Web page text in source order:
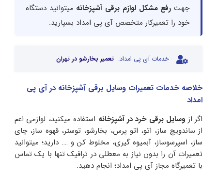
جهت رفع مشکل لوازم برقی آشپزخانه میتوانید دستگاه
خود را تعمیرکار متخصص آی پی امداد بسپارید.
خدمات آی پی امداد: تعمیر بخارشو در تهران
خلاصه خدمات تعمیرات وسایل برقی آشپزخانه در آی پی
امداد
اگر از وسایل برقی خرد در آشپزخانه استفاده میکنید، لوازمی اعم
از ساندویچ ساز، اتو، اتو پرس، بخارشو، توستر، قهوه ساز، چای
ساز، اسپرسوساز، آبمیوه گیری، مخلوط کن و …. دارید؛ میتوانید
تعمیرات آن را بدون نیاز به معطلی در ترافیک تنها با یک تماس
با تعمیرگاه مجاز آی پی امداد؛ انجام دهید.